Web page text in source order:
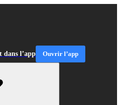
dans l’app Ouvrir l’app